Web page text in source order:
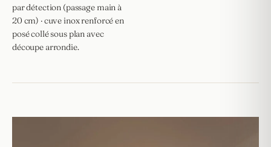
par détection (passage main à
20 cm) · cuve inox renforcé en
posé collé sous plan avec
découpe arrondie.